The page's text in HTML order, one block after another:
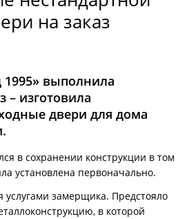
на заказ
выполнила
– изготовила
двери для дома
в сохранении конструкции в том
установлена первоначально.
услугами замерщика. Предстояло
в которой